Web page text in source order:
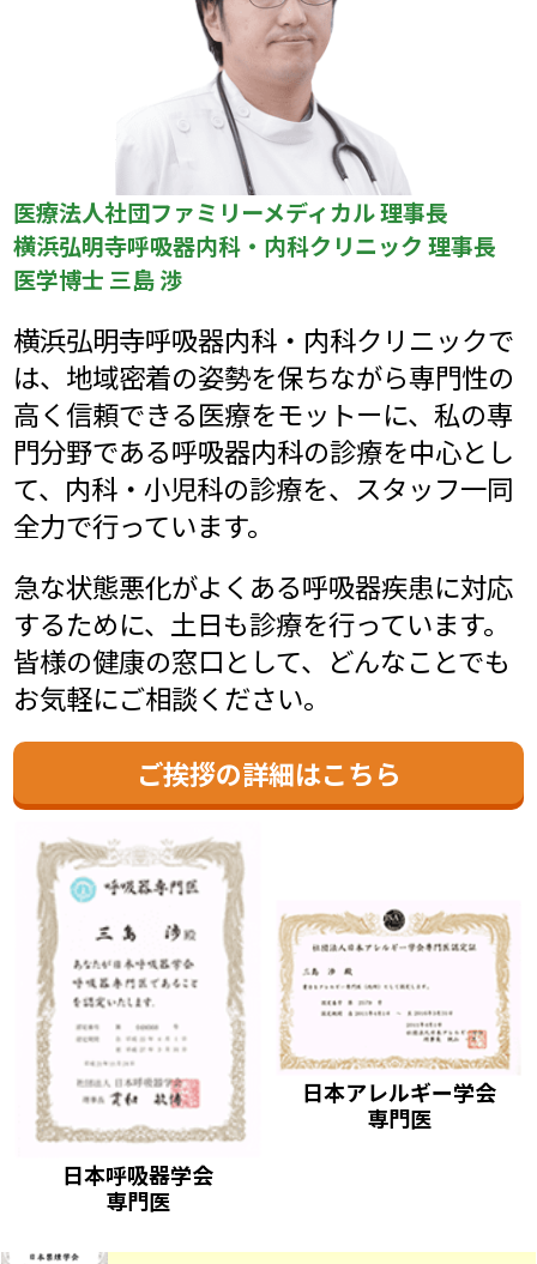
医療法人社団ファミリーメディカル 理事長
横浜弘明寺呼吸器内科・内科クリニック 理事長
医学博士 三島 渉
横浜弘明寺呼吸器内科・内科クリニックで
は、地域密着の姿勢を保ちながら専門性の
高く信頼できる医療をモットーに、私の専
門分野である呼吸器内科の診療を中心とし
て、内科・小児科の診療を、スタッフ一同
全力で行っています。
急な状態悪化がよくある呼吸器疾患に対応
するために、土日も診療を行っています。
皆様の健康の窓口として、どんなことでも
お気軽にご相談ください。
ご挨拶の詳細はこちら
日本呼吸器学会
専門医
日本アレルギー学会
専門医